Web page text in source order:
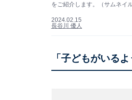
をご紹介します。（サムネイ
2024.02.15
長谷川 優人
「子どもがいる